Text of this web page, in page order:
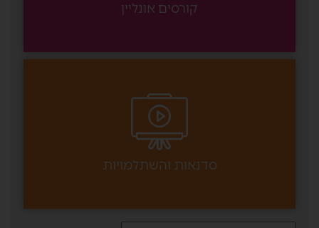
קורסים אונליין
סדנאות והשתלמויות